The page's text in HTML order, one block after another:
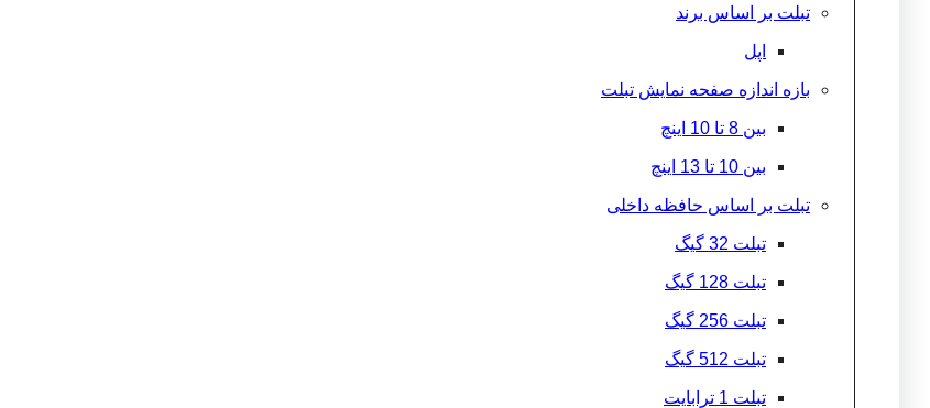
تبلت بر اساس برند
اپل
بازه اندازه صفحه نمایش تبلت
بین 8 تا 10 اینچ
بین 10 تا 13 اینچ
تبلت بر اساس حافظه داخلی
تبلت 32 گیگ
تبلت 128 گیگ
تبلت 256 گیگ
تبلت 512 گیگ
تبلت 1 ترابایت